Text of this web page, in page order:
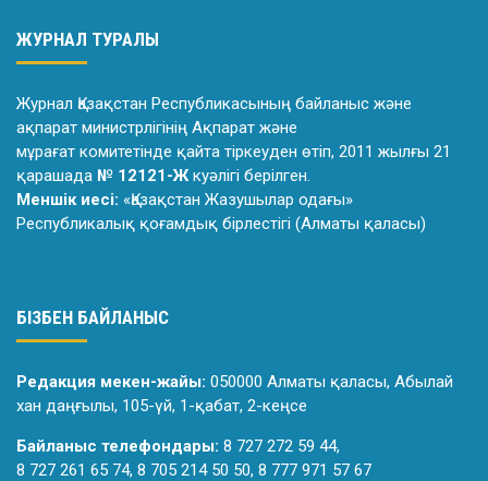
ЖУРНАЛ ТУРАЛЫ
Журнал Қазақстан Республикасының байланыс және
ақпарат министрлiгiнiң Ақпарат және
мұрағат комитетiнде қайта тiркеуден өтiп, 2011 жылғы 21
қарашада № 12121-Жкуәлiгi берiлген.
Меншік иесі: «Қазақстан Жазушылар одағы»
Республикалық қоғамдық бірлестігі (Алматы қаласы)
БІЗБЕН БАЙЛАНЫС
Редакция мекен-жайы: 050000 Алматы қаласы, Абылай
хан даңғылы, 105-үй, 1-қабат, 2-кеңсе
Байланыс телефондары: 8 727 272 59 44,
8 727 261 65 74, 8 705 214 50 50, 8 777 971 57 67